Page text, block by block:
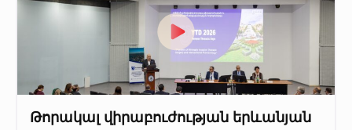
Թորակալ վիրաբուժության երևանյան